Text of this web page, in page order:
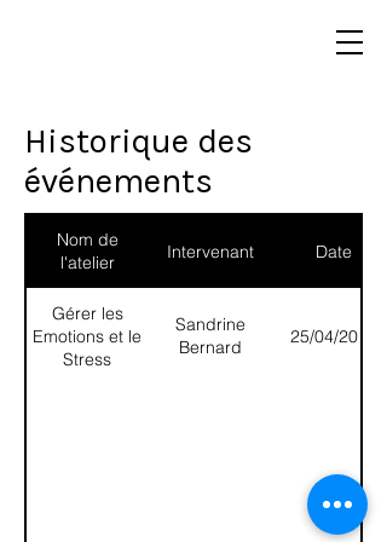
Historique des
événements
Nom de
l'atelier
Intervenant Date
Gérer les
Emotions et le
Stress
Sandrine
Bernard
25/04/2019